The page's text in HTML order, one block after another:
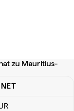
zu Mauritius-
Mauritius-Rupien